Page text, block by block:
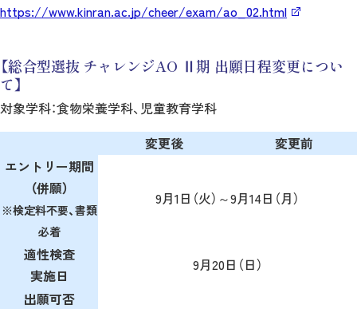
https://www.kinran.ac.jp/cheer/exam/ao_02.html
【総合型選抜 チャレンジAO Ⅱ期 出願日程変更につい
て】
対象学科：食物栄養学科、児童教育学科
変更後
変更前
エントリー期間
（併願）
※検定料不要、書類
必着
9月1日（火）～9月14日（月）
適性検査
実施日
9月20日（日）
出願可否